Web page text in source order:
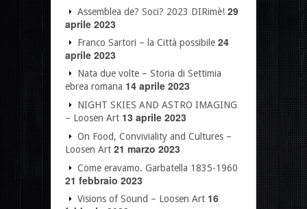
Assemblea de? Soci? 2023 DIRimè! 29
aprile 2023
Franco Sartori – la Città possibile 24
aprile 2023
Nata due volte – Storia di Settimia
ebrea romana 14 aprile 2023
NIGHT SKIES AND ASTRO IMAGING
– Loosen Art 13 aprile 2023
On Food, Conviviality and Cultures –
Loosen Art 21 marzo 2023
Come eravamo. Garbatella 1835-1960
21 febbraio 2023
Visions of Sound – Loosen Art 16